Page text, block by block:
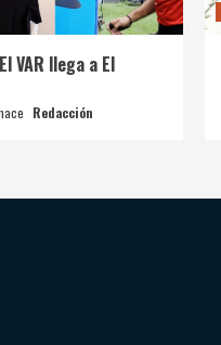
VAR llega a El
Redacción